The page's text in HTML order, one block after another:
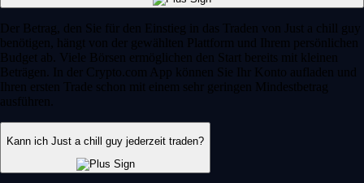
Der Betrag, den Sie für den Einstieg in das Traden von Just a chill guy
benötigen, hängt von der gewählten Plattform und Ihrem persönlichen
Budget ab. Viele Börsen ermöglichen den Start bereits mit kleinen
Beträgen. In der Crypto.com App können Sie Ihr Konto aufladen und
Ihren ersten Trade schon mit einem sehr geringen Mindestbetrag
ausführen.
Kann ich Just a chill guy jederzeit traden?